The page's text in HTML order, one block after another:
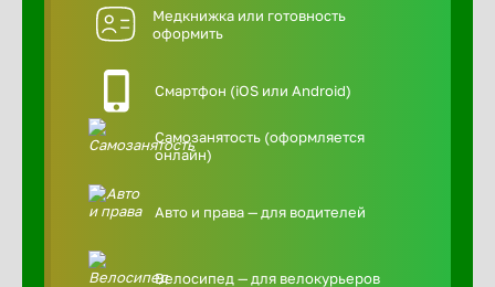
Медкнижка или готовность
оформить
Смартфон (iOS или Android)
Самозанятость (оформляется
онлайн)
Авто и права — для водителей
Велосипед — для велокурьеров